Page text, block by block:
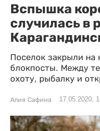
Вспышка
случилась в
Поселок закрыли на
блокпосты. Между
охоту, рыбалку и
Алия Сафина 17.05.2020,